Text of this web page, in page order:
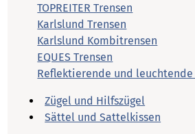
TOPREITER Trensen
Karlslund Trensen
Karlslund Kombitrensen
EQUES Trensen
Reflektierende und
Zügel und Hilfszügel
Sättel und Sattelkissen